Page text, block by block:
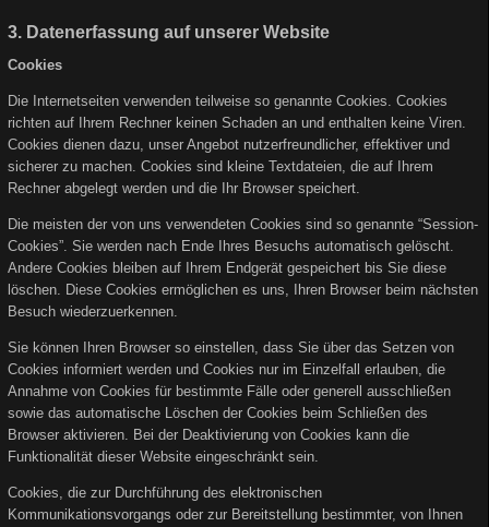
3. Datenerfassung auf unserer Website
Cookies
Die Internetseiten verwenden teilweise so genannte Cookies. Cookies
richten auf Ihrem Rechner keinen Schaden an und enthalten keine Viren.
Cookies dienen dazu, unser Angebot nutzerfreundlicher, effektiver und
sicherer zu machen. Cookies sind kleine Textdateien, die auf Ihrem
Rechner abgelegt werden und die Ihr Browser speichert.
Die meisten der von uns verwendeten Cookies sind so genannte “Session-
Cookies”. Sie werden nach Ende Ihres Besuchs automatisch gelöscht.
Andere Cookies bleiben auf Ihrem Endgerät gespeichert bis Sie diese
löschen. Diese Cookies ermöglichen es uns, Ihren Browser beim nächsten
Besuch wiederzuerkennen.
Sie können Ihren Browser so einstellen, dass Sie über das Setzen von
Cookies informiert werden und Cookies nur im Einzelfall erlauben, die
Annahme von Cookies für bestimmte Fälle oder generell ausschließen
sowie das automatische Löschen der Cookies beim Schließen des
Browser aktivieren. Bei der Deaktivierung von Cookies kann die
Funktionalität dieser Website eingeschränkt sein.
Cookies, die zur Durchführung des elektronischen
Kommunikationsvorgangs oder zur Bereitstellung bestimmter, von Ihnen